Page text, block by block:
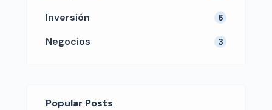
Inversión 6
Negocios 3
Popular Posts